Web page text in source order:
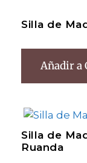
Silla de
Añadir a
Silla de
Ruanda